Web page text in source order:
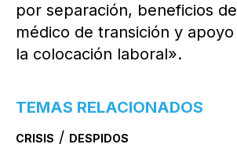
por separación, beneficios
médico de transición y
la colocación laboral».
TEMAS RELACIONADOS
CRISIS / DESPIDOS